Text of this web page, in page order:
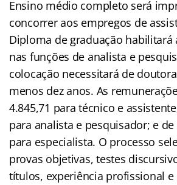
Ensino médio completo será
concorrer aos empregos de
Diploma de graduação habilitará
nas funções de analista e
colocação necessitará de
menos dez anos. As
4.845,71 para técnico e
para analista e pesquisador; e de
para especialista. O processo
provas objetivas, testes
títulos, experiência profissional e